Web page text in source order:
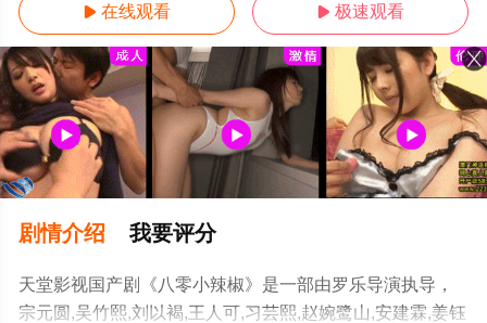
 在线观看  极速观看
剧情介绍 我要评分
天堂影视国产剧《八零小辣椒》是一部由罗乐导演执导，
宗元圆,吴竹熙,刘以褐,王人可,习芸熙,赵婉鹭山,安建霖,姜钰